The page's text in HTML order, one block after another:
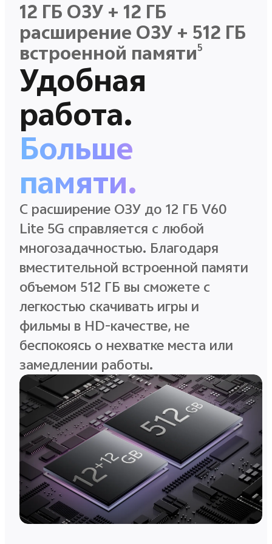
12 ГБ ОЗУ + 12 ГБ
расширение ОЗУ + 512 ГБ
встроенной памяти5
Удобная
работа.
Больше
памяти.
С pасширение ОЗУ до 12 ГБ V60
Lite 5G справляется с любой
многозадачностью. Благодаря
вместительной встроенной памяти
объемом 512 ГБ вы сможете с
легкостью скачивать игры и
фильмы в HD-качестве, не
беспокоясь о нехватке места или
замедлении работы.